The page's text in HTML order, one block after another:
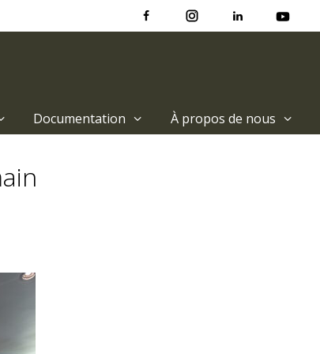
Documentation À propos de nous